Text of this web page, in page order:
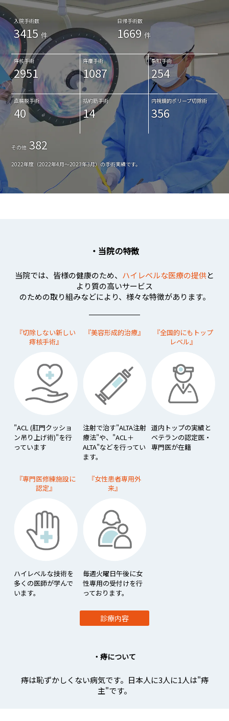
入院手術数
3415 件
日帰手術数
1669 件
痔核手術
2951
直腸脱手術
40
痔瘻手術
1087
括約筋手術
14
裂肛手術
254
内視鏡的ポリープ切除術
356
その他 382
2022年度（2022年4月～2023年3月）の手術実績です。
・当院の特徴
当院では、皆様の健康のため、 ハイレベルな医療の提供と
より質の高いサービス
のための取り組みなどにより、様々な特徴があります。
『切除しない新しい
痔核手術』
"ACL (肛門クッショ
ン吊り上げ術)"を行
っています
『美容形成的治療』
注射で治す"ALTA注射
療法"や、"ACL＋
ALTA"などを行ってい
ます。
『全国的にもトップ
レベル』
道内トップの実績と
ベテランの認定医・
専門医が在籍
『専門医修練施設に
認定』
ハイレベルな技術を
多くの医師が学んで
います。
『女性患者専用外
来』
毎週火曜日午後に女
性専用の受付けを行
っております。
診療内容
・痔について
痔は恥ずかしくない病気です。 日本人に3人に1人は"痔
主"です。